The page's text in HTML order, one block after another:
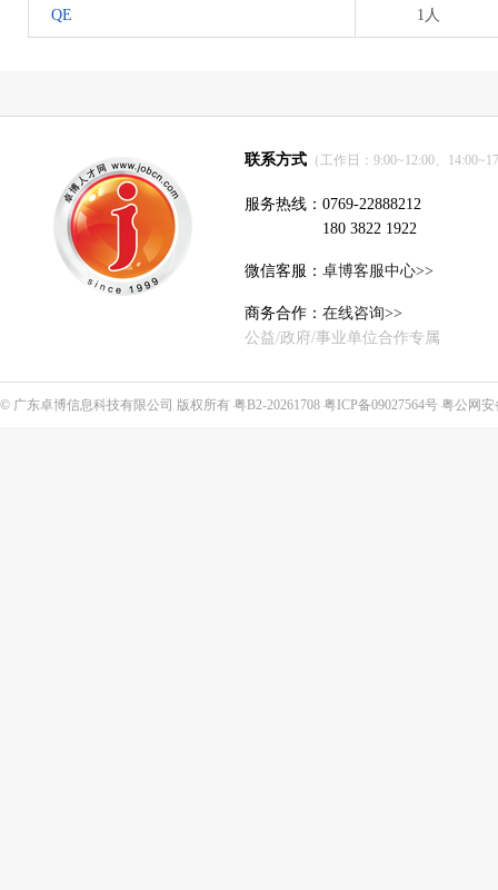
QE 1人
联系方式 （工作日：9:00~12:00、
服务热线：0769-22888212
180 3822 1922
微信客服： 卓博客服中心>>
商务合作： 在线咨询>>
公益/政府/事业单位合作专属
© 广东卓博信息科技有限公司 版权所有 粤B2-20261708 粤ICP备09027564号 粤公网安